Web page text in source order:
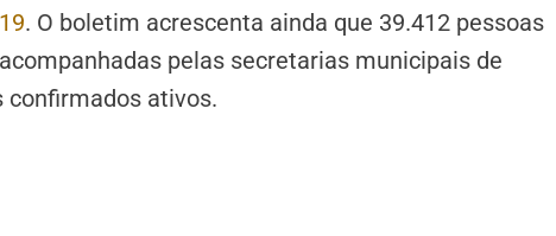
. O boletim acrescenta ainda que 39.412 pessoas
pelas secretarias municipais de
confirmados ativos.